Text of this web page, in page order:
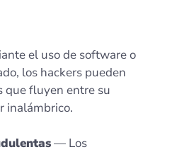
el uso de software o
los hackers pueden
que fluyen entre su
inalámbrico.
— Los